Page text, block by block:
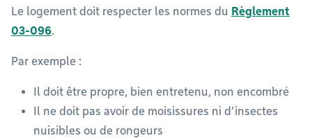
Le logement doit respecter les normes du Règlement
03-096.
Par exemple :
Il doit être propre, bien entretenu, non encombré
Il ne doit pas avoir de moisissures ni d’insectes
nuisibles ou de rongeurs